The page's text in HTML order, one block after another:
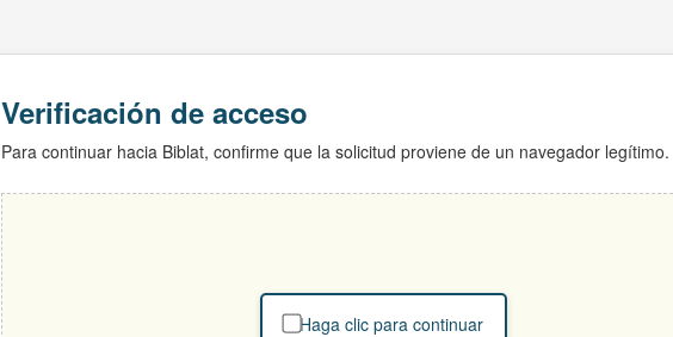
Verificación de acceso
Para continuar hacia Biblat, confirme que la solicitud proviene de un navegador legítimo.
Haga clic para continuar